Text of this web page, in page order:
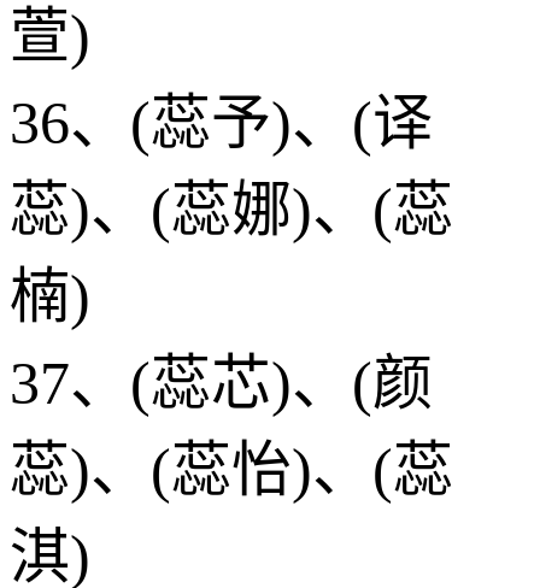
萱)
36、(蕊予)、(译
蕊)、(蕊娜)、(蕊
楠)
37、(蕊芯)、(颜
蕊)、(蕊怡)、(蕊
淇)